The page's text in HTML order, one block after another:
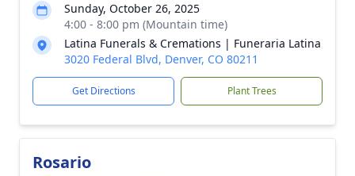
Sunday, October 26, 2025
4:00 - 8:00 pm (Mountain time)
Latina Funerals & Cremations | Funeraria Latina
3020 Federal Blvd, Denver, CO 80211
Get Directions Plant Trees
Rosario